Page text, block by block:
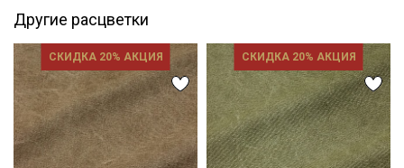
Другие расцветки
СКИДКА 20% АКЦИЯ СКИДКА 20% АКЦИЯ
Электронная почта
Подписаться